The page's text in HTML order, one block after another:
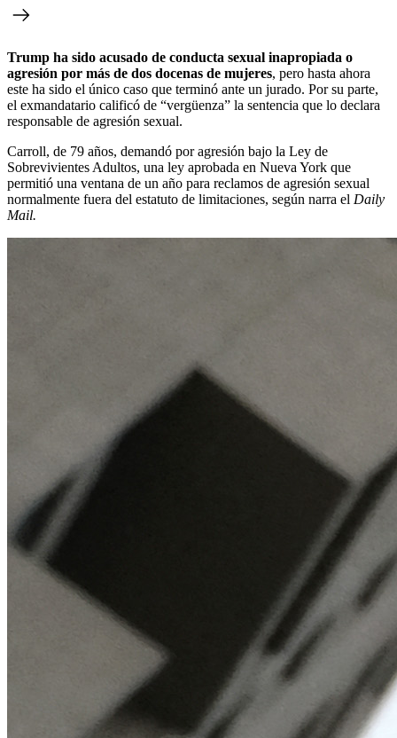
Trump ha sido acusado de conducta sexual inapropiada o
agresión por más de dos docenas de mujeres, pero hasta ahora
este ha sido el único caso que terminó ante un jurado. Por su parte,
el exmandatario calificó de “vergüenza” la sentencia que lo declara
responsable de agresión sexual.
Carroll, de 79 años, demandó por agresión bajo la Ley de
Sobrevivientes Adultos, una ley aprobada en Nueva York que
permitió una ventana de un año para reclamos de agresión sexual
normalmente fuera del estatuto de limitaciones, según narra el Daily
Mail.